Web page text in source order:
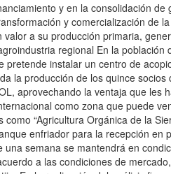
y en la consolidación de
y comercialización de
valor a su producción primaria,
regional En la población
pretende instalar un centro de
la producción de los quince socios
aprovechando la ventaja que les
como zona que puede
como “Agricultura Orgánica de la
enfriador para la recepción en
una semana se mantendrá en
a las condiciones de